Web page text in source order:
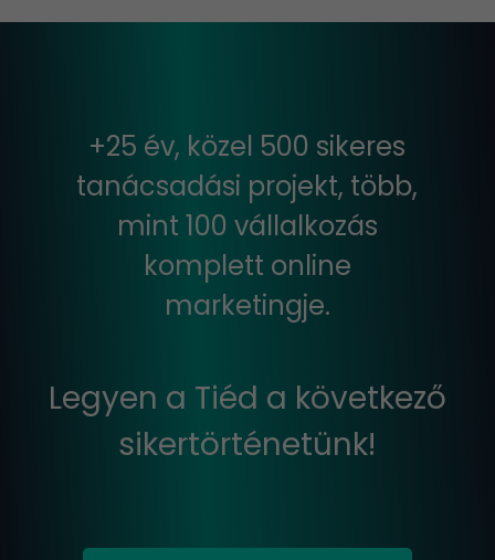
+25 év, közel 500 sikeres
tanácsadási projekt, több,
mint 100 vállalkozás
komplett online
marketingje.
Legyen a Tiéd a következő
sikertörténetünk!